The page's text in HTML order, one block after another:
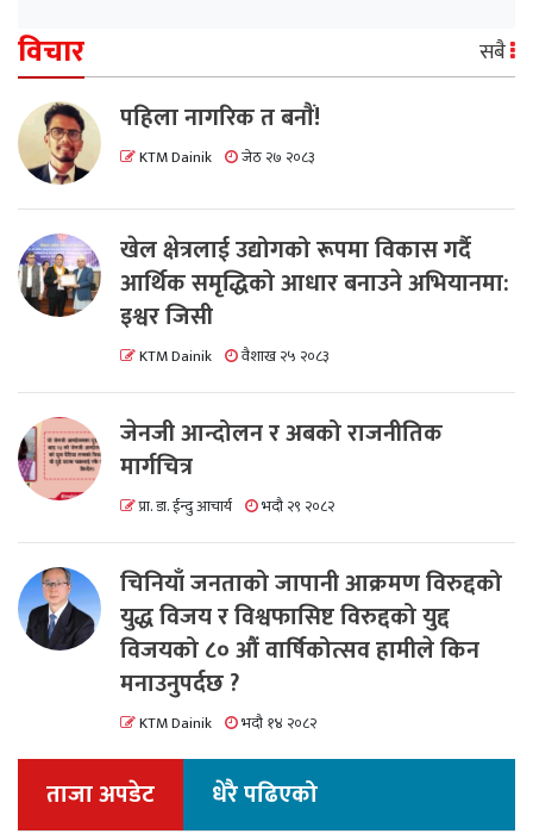
विचार सबै
पहिला नागरिक त बनाैं!
KTM Dainik जेठ २७ २०८३
खेल क्षेत्रलाई उद्योगको रूपमा विकास गर्दै
आर्थिक समृद्धिको आधार बनाउने अभियानमा:
इश्वर जिसी
KTM Dainik वैशाख २५ २०८३
जेनजी आन्दोलन र अबको राजनीतिक
मार्गचित्र
प्रा. डा. ईन्दु आचार्य भदौ २९ २०८२
चिनियाँ जनताको जापानी आक्रमण विरुद्दको
युद्ध विजय र विश्वफासिष्ट विरुद्दको युद्द
विजयको ८० औं वार्षिकोत्सव हामीले किन
मनाउनुपर्दछ ?
KTM Dainik भदौ १४ २०८२
ताजा अपडेट धेरै पढिएको